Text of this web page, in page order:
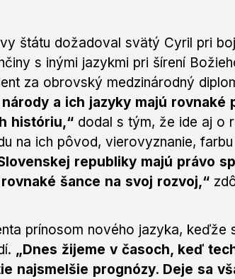
štátu dožadoval svätý Cyril pri
s inými jazykmi pri šírení
za obrovský medzinárodný
a ich jazyky majú rovnaké
históriu,“ dodal s tým, že ide aj o
na ich pôvod, vierovyznanie,
republiky majú právo
šance na svoj rozvoj,“
prínosom nového jazyka, keďže
„Dnes žijeme v časoch, keď
najsmelšie prognózy. Deje sa